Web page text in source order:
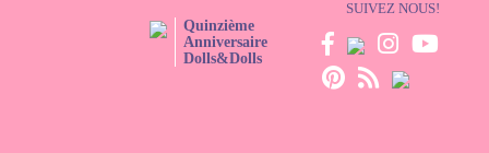
Quinzième
Anniversaire
Dolls&Dolls
SUIVEZ NOUS!